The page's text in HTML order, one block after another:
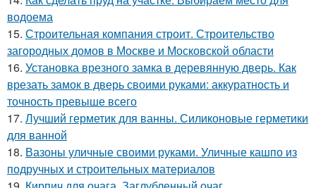
водоема
15. Строительная компания строит. Строительство
загородных домов в Москве и Московской области
16. Установка врезного замка в деревянную дверь. Как
врезать замок в дверь своими руками: аккуратность и
точность превыше всего
17. Лучший герметик для ванны. Силиконовые герметики
для ванной
18. Вазоны уличные своими руками. Уличные кашпо из
подручных и строительных материалов